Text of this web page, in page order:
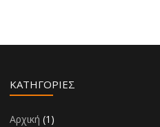
KΑΤΗΓΟΡΊΕΣ
Αρχική (1)